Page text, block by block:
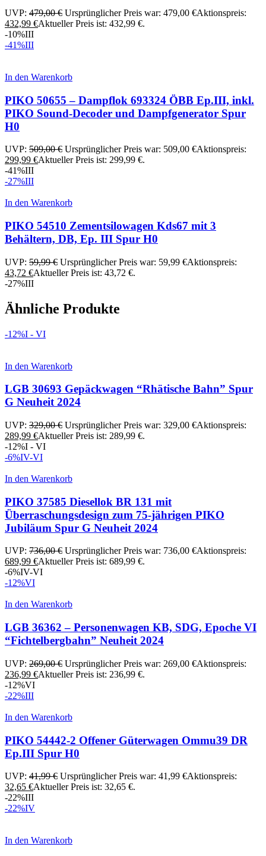
UVP: 479,00€ Ursprünglicher Preis war: 479,00 €Aktionspreis:
432,99 €Aktueller Preis ist: 432,99 €.
-10%III
-41%III
In den Warenkorb
PIKO 50655 – Dampflok 693324 ÖBB Ep.III, inkl.
PIKO Sound-Decoder und Dampfgenerator Spur
H0
UVP: 509,00€ Ursprünglicher Preis war: 509,00 €Aktionspreis:
299,99 €Aktueller Preis ist: 299,99 €.
-41%III
-27%III
In den Warenkorb
PIKO 54510 Zementsilowagen Kds67 mit 3
Behältern, DB, Ep. III Spur H0
UVP: 59,99€ Ursprünglicher Preis war: 59,99 €Aktionspreis:
43,72 €Aktueller Preis ist: 43,72 €.
-27%III
Ähnliche Produkte
-12%I - VI
In den Warenkorb
LGB 30693 Gepäckwagen “Rhätische Bahn” Spur
G Neuheit 2024
UVP: 329,00€ Ursprünglicher Preis war: 329,00 €Aktionspreis:
289,99 €Aktueller Preis ist: 289,99 €.
-12%I - VI
-6%IV-VI
In den Warenkorb
PIKO 37585 Diesellok BR 131 mit
Überraschungsdesign zum 75-jährigen PIKO
Jubiläum Spur G Neuheit 2024
UVP: 736,00€ Ursprünglicher Preis war: 736,00 €Aktionspreis:
689,99 €Aktueller Preis ist: 689,99 €.
-6%IV-VI
-12%VI
In den Warenkorb
LGB 36362 – Personenwagen KB, SDG, Epoche VI
“Fichtelbergbahn” Neuheit 2024
UVP: 269,00€ Ursprünglicher Preis war: 269,00 €Aktionspreis:
236,99 €Aktueller Preis ist: 236,99 €.
-12%VI
-22%III
In den Warenkorb
PIKO 54442-2 Offener Güterwagen Ommu39 DR
Ep.III Spur H0
UVP: 41,99€ Ursprünglicher Preis war: 41,99 €Aktionspreis:
32,65 €Aktueller Preis ist: 32,65 €.
-22%III
-22%IV
In den Warenkorb